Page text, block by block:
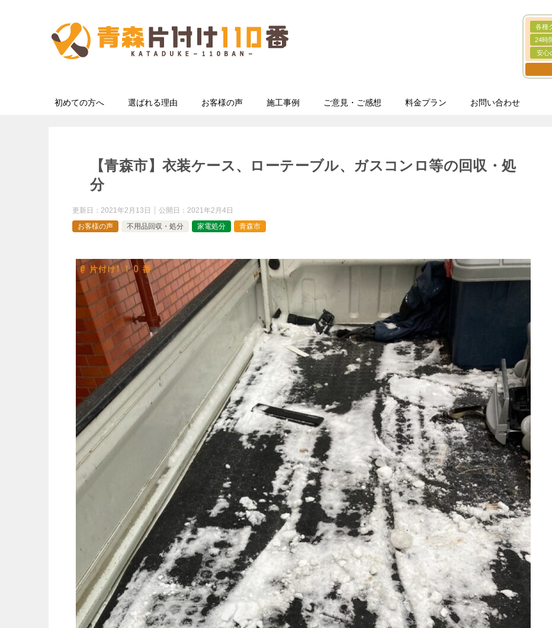
各種
24時
安心
初めての方へ 選ばれる理由 お客様の声 施工事例 ご意見・ご感想 料金プラン お問い合わせ
【青森市】衣装ケース、ローテーブル、ガスコンロ等の回収・処
分
更新日： 2021年2月13日 公開日： 2021年2月4日
お客様の声
不用品回収・処分 家電処分 青森市